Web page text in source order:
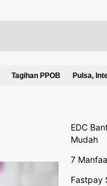
Tagihan PPOB Pulsa,
EDC
Mudah
7
Fastpay